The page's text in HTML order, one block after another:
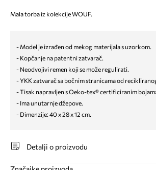
Mala torba iz kolekcije WOUF.
- Model je izrađen od mekog materijala s uzorkom.
- Kopčanje na patentni zatvarač.
- Neodvojivi remen koji se može regulirati.
- YKK zatvarač sa bočnim stranicama od
- Tisak napravljen s Oeko-tex® certificiranim
- Ima unutarnje džepove.
- Dimenzije: 40 x 28 x 12 cm.
Detalji o proizvodu